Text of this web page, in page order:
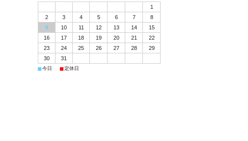
1
2
3 4 5 6 7
8
9
10 11 12 13 14
15
16
17 18 19 20 21
22
23
24 25 26 27 28
29
30
31
■今日 ■定休日